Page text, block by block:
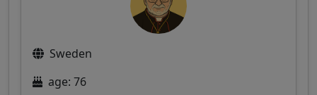
Sweden
age: 76